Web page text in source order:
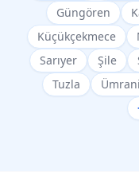
Güngören
Küçükçekmece
Sarıyer
Şile
Tuzla